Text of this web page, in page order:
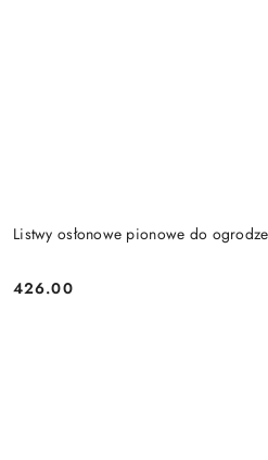
Listwy osłonowe pionowe do
Cena:
426.00